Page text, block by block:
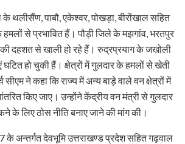
थलीसैंण, पाबौ, एकेश्वर, पोखड़ा, बीरोंखाल सहित
हमलों से प्रभावित हैं। पौड़ी जिले के मझगांव, भरतपुर
दहशत से खाली हो रहे हैं। रुद्रप्रयाग के जखोली
घटित हो चुकी हैं। क्षेत्रों में गुलदार के हमलों से खेती
सीएम ने कहा कि राज्य में अन्य बाड़े वाले वन क्षेत्रों में
किए जाए। उन्होंने केंद्रीय वन मंत्री से गुलदार
के लिए ठोस नीति बनाए जाने की मांग की।
अन्तर्गत देवभूमि उत्तराखण्ड प्रदेश सहित गढ़वाल